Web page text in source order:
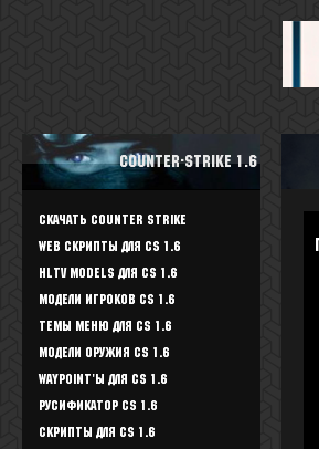
Counter-Strike 1.6
Скачать Counter Strike
WEB скрипты для CS 1.6
HLTV Models для CS 1.6
Модели игроков CS 1.6
Темы меню для CS 1.6
Модели оружия CS 1.6
Waypoint'ы для CS 1.6
Русификатор CS 1.6
Скрипты для CS 1.6